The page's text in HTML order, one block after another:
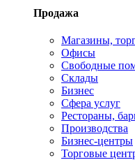
Продажа
Магазины,
Офисы
Свободные
Склады
Бизнес
Сфера услуг
Рестораны,
Производства
Бизнес-центры
Торговые